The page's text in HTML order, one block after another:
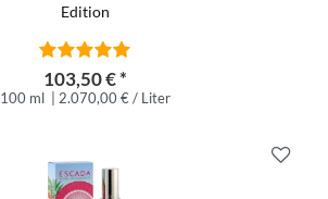
Edition
103,50 € *
100 ml | 2.070,00 € / Liter